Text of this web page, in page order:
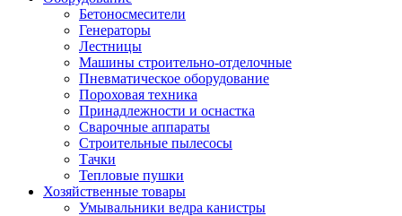
Бетоносмесители
Генераторы
Лестницы
Машины строительно-отделочные
Пневматическое оборудование
Пороховая техника
Принадлежности и оснастка
Сварочные аппараты
Строительные пылесосы
Тачки
Тепловые пушки
Хозяйственные товары
Умывальники ведра канистры